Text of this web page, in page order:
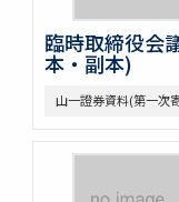
臨時取締役会
本・副本)
山一證券資料(第一次